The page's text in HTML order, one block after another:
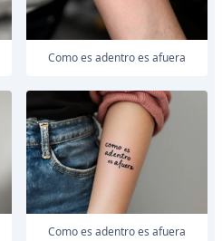
como es adentro es afuera
como es adentro es afuera